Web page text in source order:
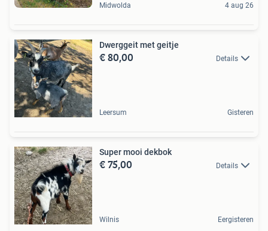
Midwolda 4 aug 26
Dwerggeit met geitje
€ 80,00 Details
Leersum Gisteren
Super mooi dekbok
€ 75,00 Details
Wilnis Eergisteren